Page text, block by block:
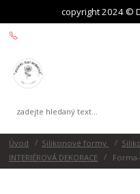
copyright 2024 ©
Úvod Silikonové formy
INTERIÉROVÁ DEKORACE